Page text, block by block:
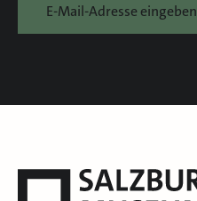
E-Mail-Adresse eingeben